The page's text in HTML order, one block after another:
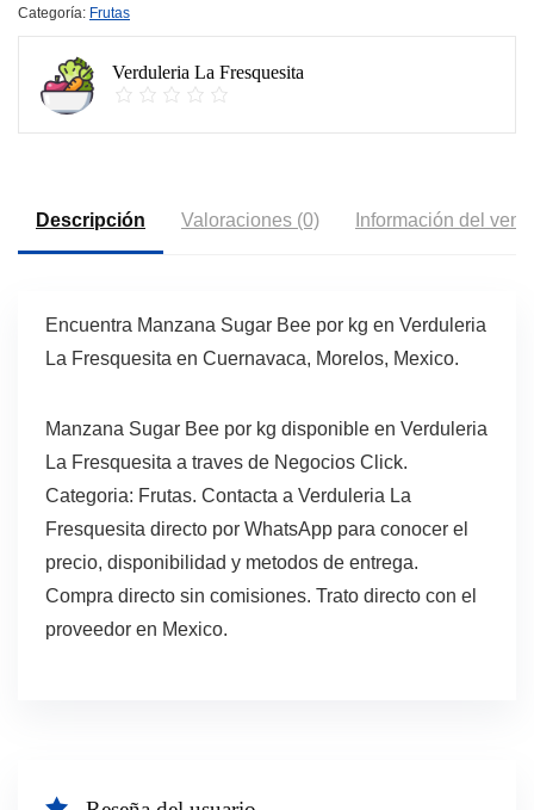
Categoría: Frutas
Verduleria La Fresquesita
Descripción Valoraciones (0) Información del
Encuentra Manzana Sugar Bee por kg en Verduleria
La Fresquesita en Cuernavaca, Morelos, Mexico.
Manzana Sugar Bee por kg disponible en Verduleria
La Fresquesita a traves de Negocios Click.
Categoria: Frutas. Contacta a Verduleria La
Fresquesita directo por WhatsApp para conocer el
precio, disponibilidad y metodos de entrega.
Compra directo sin comisiones. Trato directo con el
proveedor en Mexico.